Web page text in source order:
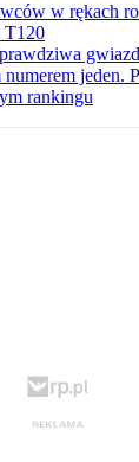
w rękach
T120
jeden.
rankingu